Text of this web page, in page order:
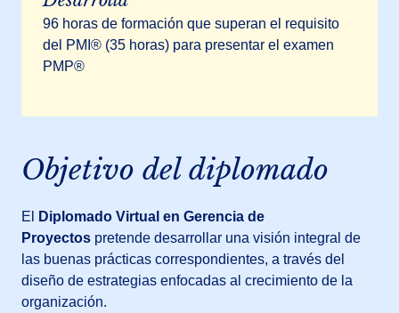
96 horas de formación que superan el requisito
del PMI® (35 horas) para presentar el examen
PMP®
Objetivo del diplomado
El
Diplomado Virtual en Gerencia de
Proyectos pretende desarrollar una visión integral de
las buenas prácticas correspondientes, a través del
diseño de estrategias enfocadas al crecimiento de la
organización.